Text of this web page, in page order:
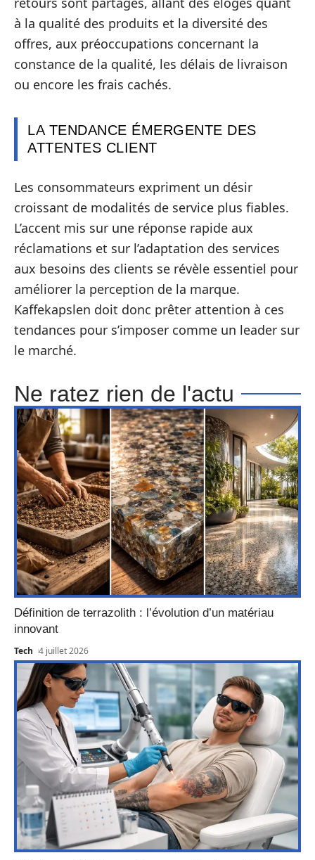
à la qualité des produits et la diversité des
offres, aux préoccupations concernant la
constance de la qualité, les délais de livraison
ou encore les frais cachés.
LA TENDANCE ÉMERGENTE DES
ATTENTES CLIENT
Les consommateurs expriment un désir
croissant de modalités de service plus fiables.
L’accent mis sur une réponse rapide aux
réclamations et sur l’adaptation des services
aux besoins des clients se révèle essentiel pour
améliorer la perception de la marque.
Kaffekapslen doit donc prêter attention à ces
tendances pour s’imposer comme un leader sur
le marché.
Ne ratez rien de l'actu
Définition de terrazolith : l’évolution d’un matériau
innovant
Tech 4 juillet 2026